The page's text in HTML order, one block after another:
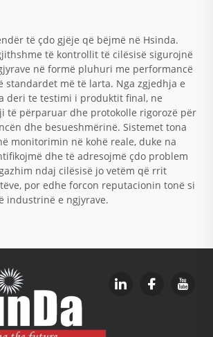
të çdo gjëje që bëjmë në Hsinda.
të kontrollit të cilësisë sigurojnë
në formë pluhuri me performancë
standardet më të larta. Nga zgjedhja e
deri te testimi i produktit final, ne
të përparuar dhe protokolle rigorozë për
dhe besueshmërinë. Sistemet tona
monitorimin në kohë reale, duke na
dhe të adresojmë çdo problem
ndaj cilësisë jo vetëm që rrit
por edhe forcon reputacionin tonë si
industrinë e ngjyrave.